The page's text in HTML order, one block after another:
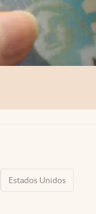
Estados Unidos